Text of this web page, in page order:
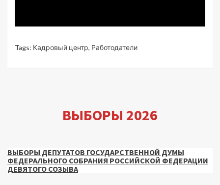
Tags: Кадровый центр, Работодатели
ВЫБОРЫ 2026
ВЫБОРЫ ДЕПУТАТОВ ГОСУДАРСТВЕННОЙ ДУМЫ
ФЕДЕРАЛЬНОГО СОБРАНИЯ РОССИЙСКОЙ ФЕДЕРАЦИИ
ДЕВЯТОГО СОЗЫВА